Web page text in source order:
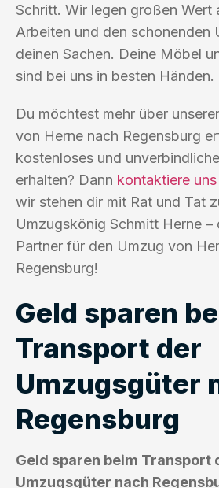
Schritt. Wir legen großen Wert
Arbeiten und den schonenden
deinen Sachen. Deine Möbel
sind bei uns in besten Händen.
Du möchtest mehr über
von Herne nach Regensburg
kostenloses und
erhalten? Dann kontaktiere uns
wir stehen dir mit Rat und Tat
Umzugskönig Schmitt Herne –
Partner für den Umzug von
Regensburg!
Geld sparen
Transport der
Umzugsgüter
Regensburg
Geld sparen beim Transport
Umzugsgüter nach